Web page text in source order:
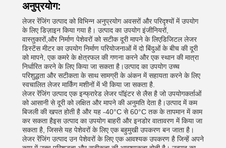
अनुप्रयोग:
लेजर रेंजिंग उत्पाद को विभिन्न अनुप्रयोग अवसरों और परिदृश्यों में उपयोग
के लिए डिज़ाइन किया गया है। उत्पाद का उपयोग इंजीनियरों,
वास्तुकारों,और निर्माण पेशेवरों को सटीक दूरी मापने के लिएडिजिटल लेजर
डिस्टेंस मीटर का उपयोग निर्माण परियोजनाओं में दो बिंदुओं के बीच की दूरी
को मापने, एक कमरे के क्षेत्रफल की गणना करने और एक स्थान की मात्रा
निर्धारित करने के लिए किया जा सकता है।उत्पाद का उपयोग उच्च
परिशुद्धता और सटीकता के साथ सामग्री के अंकन में सहायता करने के लिए
स्वचालित लेजर मार्किंग मशीनों में भी किया जा सकता है.
लेजर रेंजिंग उत्पाद एक इन्फ्रारेड लेजर पॉइंटर से लैस है जो उपयोगकर्ताओं
को आसानी से दूरी को लक्षित और मापने की अनुमति देता है।उत्पाद में कम
बिजली की खपत होती है और यह -40°C से 60°C तक के तापमान में काम
कर सकता हैइस उत्पाद का उपयोग बाहरी और इनडोर वातावरण में किया जा
सकता है, जिससे यह पेशेवरों के लिए एक बहुमुखी उपकरण बन जाता है।
लेजर रेंजिंग उत्पाद उन पेशेवरों के लिए एक आवश्यक उपकरण है जिन्हें अपने